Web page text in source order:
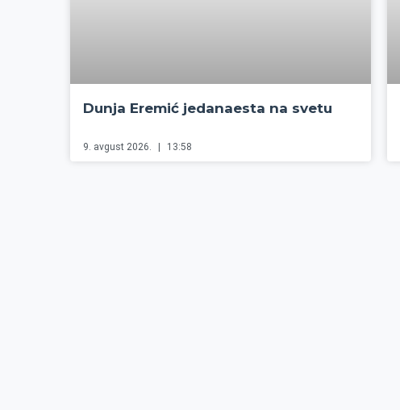
Dunja Eremić jedanaesta na svetu
9. avgust 2026. 13:58